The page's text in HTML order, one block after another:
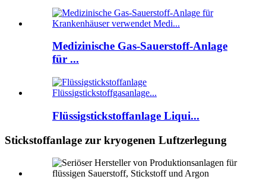
Medizinische Gas-Sauerstoff-Anlage
für ...
Flüssigstickstoffanlage Liqui...
Stickstoffanlage zur kryogenen Luftzerlegung